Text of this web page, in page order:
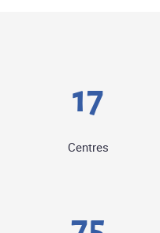
20
Centres